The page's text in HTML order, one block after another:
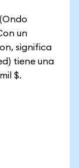
un
significa
tiene una
$.